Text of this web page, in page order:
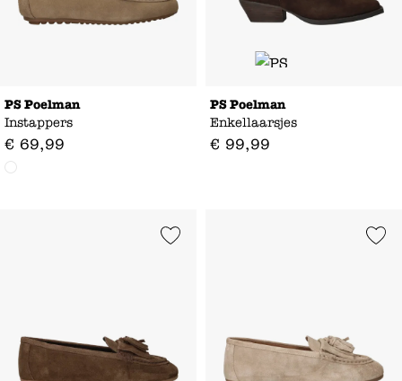
PS Poelman
Instappers
€ 69,99
PS Poelman
Enkellaarsjes
€ 99,99
Add to Wishlist Add to